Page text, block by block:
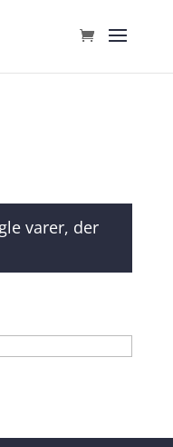
varer, der